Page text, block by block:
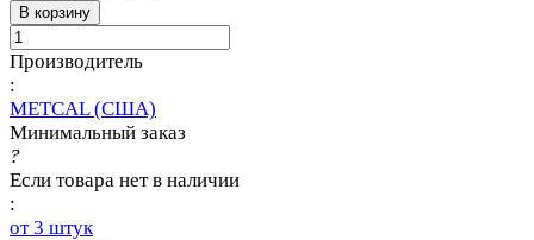
В корзину
Производитель
:
METCAL (США)
Минимальный заказ
?
Если товара нет в наличии
:
от 3 штук